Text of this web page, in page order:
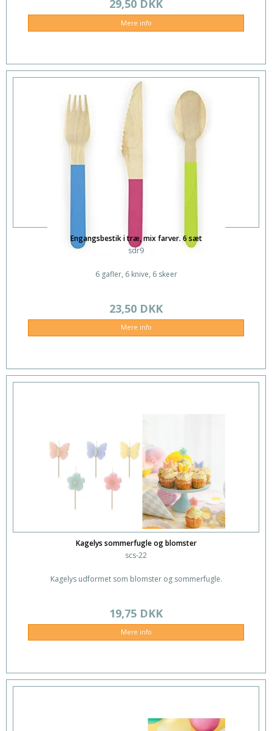
29,50 DKK
Mere info
Engangsbestik i træ, mix farver. 6 sæt
sdr9
6 gafler, 6 knive, 6 skeer
23,50 DKK
Mere info
Kagelys sommerfugle og blomster
scs-22
Kagelys udformet som blomster og sommerfugle.
19,75 DKK
Mere info